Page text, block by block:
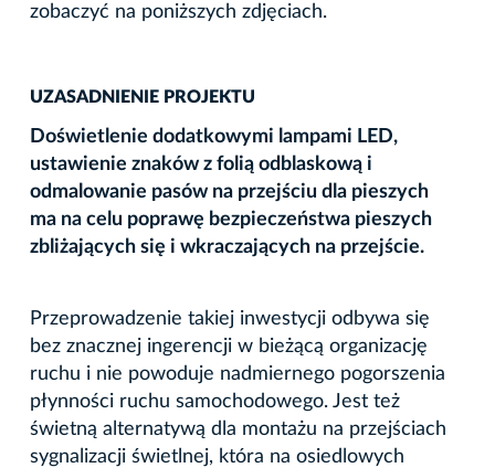
zobaczyć na poniższych zdjęciach.
UZASADNIENIE PROJEKTU
Doświetlenie dodatkowymi lampami LED,
ustawienie znaków z folią odblaskową i
odmalowanie pasów na przejściu dla pieszych
ma na celu poprawę bezpieczeństwa pieszych
zbliżających się i wkraczających na przejście.
Przeprowadzenie takiej inwestycji odbywa się
bez znacznej ingerencji w bieżącą organizację
ruchu i nie powoduje nadmiernego pogorszenia
płynności ruchu samochodowego. Jest też
świetną alternatywą dla montażu na przejściach
sygnalizacji świetlnej, która na osiedlowych